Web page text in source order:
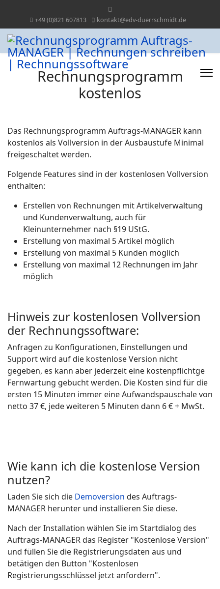
+49 (0)821 607813 kontakt@edv-duerrschmidt.de
Rechnungsprogramm
kostenlos
Das Rechnungsprogramm Auftrags-MANAGER kann
kostenlos als Vollversion in der Ausbaustufe Minimal
freigeschaltet werden.
Folgende Features sind in der kostenlosen Vollversion
enthalten:
Erstellen von Rechnungen mit Artikelverwaltung
und Kundenverwaltung, auch für
Kleinunternehmer nach §19 UStG.
Erstellung von maximal 5 Artikel möglich
Erstellung von maximal 5 Kunden möglich
Erstellung von maximal 12 Rechnungen im Jahr
möglich
Hinweis zur kostenlosen Vollversion
der Rechnungssoftware:
Anfragen zu Konfigurationen, Einstellungen und
Support wird auf die kostenlose Version nicht
gegeben, es kann aber jederzeit eine kostenpflichtge
Fernwartung gebucht werden. Die Kosten sind für die
ersten 15 Minuten immer eine Aufwandspauschale von
netto 37 €, jede weiteren 5 Minuten dann 6 € + MwSt.
Wie kann ich die kostenlose Version
nutzen?
Laden Sie sich die Demoversion des Auftrags-
MANAGER herunter und installieren Sie diese.
Nach der Installation wählen Sie im Startdialog des
Auftrags-MANAGER das Register "Kostenlose Version"
und füllen Sie die Registrierungsdaten aus und
betätigen den Button "Kostenlosen
Registrierungsschlüssel jetzt anfordern".